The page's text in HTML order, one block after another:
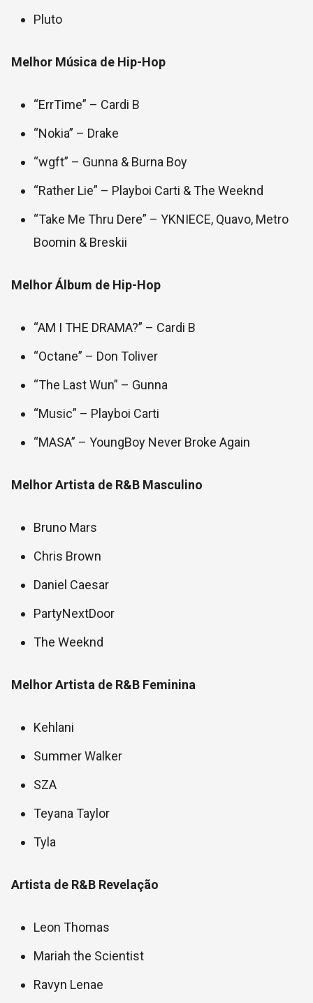
Pluto
Melhor Música de Hip-Hop
“ErrTime” – Cardi B
“Nokia” – Drake
“wgft” – Gunna & Burna Boy
“Rather Lie” – Playboi Carti & The Weeknd
“Take Me Thru Dere” – YKNIECE, Quavo, Metro
Boomin & Breskii
Melhor Álbum de Hip-Hop
“AM I THE DRAMA?” – Cardi B
“Octane” – Don Toliver
“The Last Wun” – Gunna
“Music” – Playboi Carti
“MASA” – YoungBoy Never Broke Again
Melhor Artista de R&B Masculino
Bruno Mars
Chris Brown
Daniel Caesar
PartyNextDoor
The Weeknd
Melhor Artista de R&B Feminina
Kehlani
Summer Walker
SZA
Teyana Taylor
Tyla
Artista de R&B Revelação
Leon Thomas
Mariah the Scientist
Ravyn Lenae